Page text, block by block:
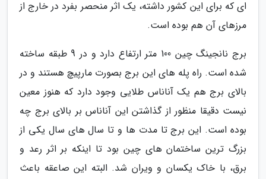
ای که برای این کشور داشته، یک اثر منحصر بفرد در خارج از
مرزهای آن هم بوده است.
برج نانجینگ چین 100 متر ارتفاع دارد و در 9 طبقه ساخته
شده است. راه پله های این برج بصورت مارپیچ هستند و در
بالای برج هم یک آناناس طلایی وجود دارد که هنوز معین
نیست دقیقا منظور از گذاشتن این آناناس بر بالای برج چه
بوده است. این برج تا مدت ها و تا سال های سال یکی از
بزرگ ترین ساختمان های چین بود تا اینکه بر اثر رعد و
برق، با خاک یکسان و ویران شد. البته این صاعقه باعث